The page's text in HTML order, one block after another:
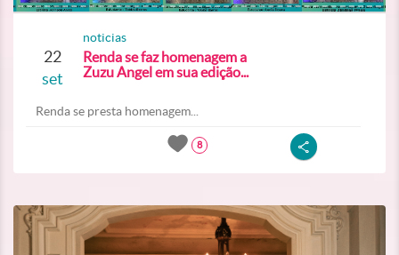
22
set
noticias
Renda se faz homenagem a
Zuzu Angel em sua edição...
Renda se presta homenagem...
8